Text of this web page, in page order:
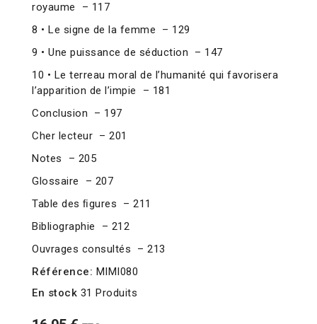
royaume – 117
8 • Le signe de la femme – 129
9 • Une puissance de séduction – 147
10 • Le terreau moral de l’humanité qui favorisera
l’apparition de l’impie – 181
Conclusion – 197
Cher lecteur – 201
Notes – 205
Glossaire – 207
Table des ﬁgures – 211
Bibliographie – 212
Ouvrages consultés – 213
Référence: MIMI080
En stock 31 Produits